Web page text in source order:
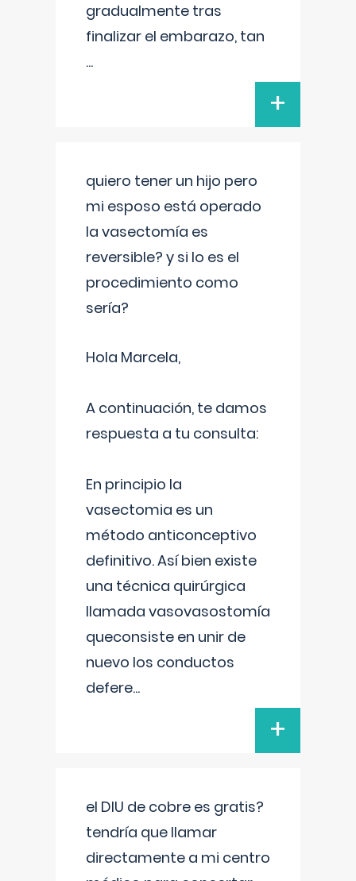
gradualmente tras
finalizar el embarazo, tan
...
+
quiero tener un hijo pero
mi esposo está operado
la vasectomía es
reversible? y si lo es el
procedimiento como
sería?
Hola Marcela,
A continuación, te damos
respuesta a tu consulta:
En principio la
vasectomia es un
método anticonceptivo
definitivo. Así bien existe
una técnica quirúrgica
llamada vasovasostomía
queconsiste en unir de
nuevo los conductos
defere...
+
el DIU de cobre es gratis?
tendría que llamar
directamente a mi centro